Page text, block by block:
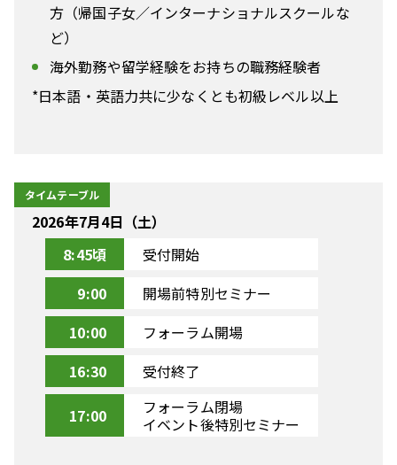
方（帰国子女／インターナショナルスクールな
ど）
海外勤務や留学経験をお持ちの職務経験者
*日本語・英語力共に少なくとも初級レベル以上
タイムテーブル
2026年7月4日（土）
8:45頃
受付開始
9:00
開場前特別セミナー
10:00
フォーラム開場
16:30
受付終了
17:00
フォーラム閉場
イベント後特別セミナー